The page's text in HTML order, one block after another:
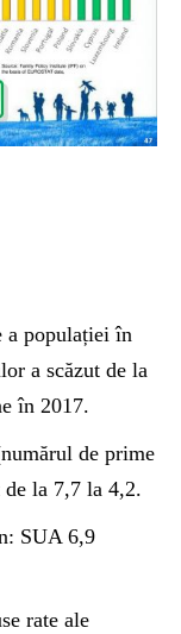
a populației în
a scăzut de la
în 2017.
de prime
la 7,7 la 4,2.
SUA 6,9
rate ale